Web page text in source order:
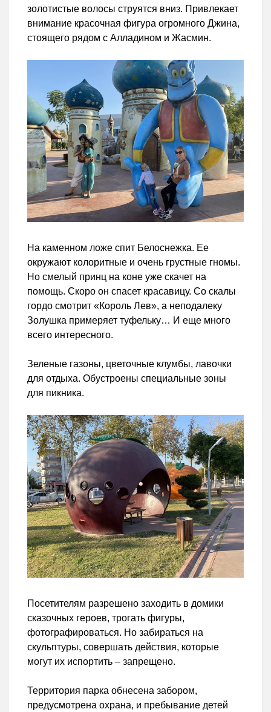
золотистые волосы струятся вниз. Привлекает
внимание красочная фигура огромного Джина,
стоящего рядом с Алладином и Жасмин.
На каменном ложе спит Белоснежка. Ее
окружают колоритные и очень грустные гномы.
Но смелый принц на коне уже скачет на
помощь. Скоро он спасет красавицу. Со скалы
гордо смотрит «Король Лев», а неподалеку
Золушка примеряет туфельку… И еще много
всего интересного.
Зеленые газоны, цветочные клумбы, лавочки
для отдыха. Обустроены специальные зоны
для пикника.
Посетителям разрешено заходить в домики
сказочных героев, трогать фигуры,
фотографироваться. Но забираться на
скульптуры, совершать действия, которые
могут их испортить – запрещено.
Территория парка обнесена забором,
предусмотрена охрана, и пребывание детей